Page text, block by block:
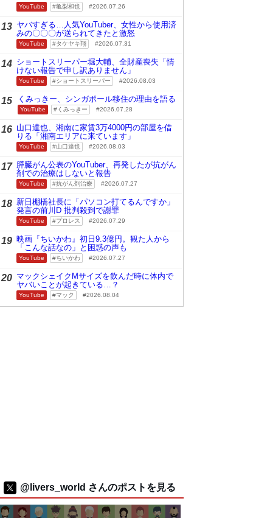
YouTube 亀梨和也 2026.07.26
13 ヤバすぎる…人気YouTuber、女性から使用済
みの〇〇〇が送られてきたと激怒
YouTube タケヤキ翔 2026.07.31
14 ショートスリーパー堀大輔、全財産喪失「情
けない報告で申し訳ありません」
YouTube ショートスリーパー 2026.08.03
15 くみっきー、シンガポール移住の理由を語る
YouTube くみっきー 2026.07.28
16 山口達也、湘南に家賃3万4000円の部屋を借
りる「湘南エリアに来ています」
YouTube 山口達也 2026.08.03
17 膵臓がん公表のYouTuber、再発したが抗がん
剤での治療はしないと報告
YouTube 抗がん剤治療 2026.07.27
18 新日棚橋社長に「パソコン打てるんですか」
発言の前川D 批判殺到で謝罪
YouTube プロレス 2026.07.29
19 映画『ちいかわ』初日9.3億円。観た人から
「こんな話なの」と困惑の声も
YouTube ちいかわ 2026.07.27
20 マックシェイクMサイズを飲んだ時に体内で
ヤバいことが起きている…？
YouTube マック 2026.08.04
@livers_world さんのポストを見る